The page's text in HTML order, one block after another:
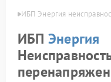
ИБП Энергия
ИБП Энергия